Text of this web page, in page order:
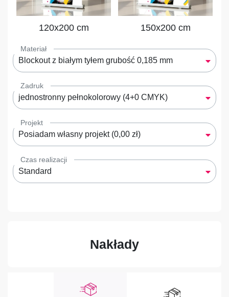
120x200 cm 150x200 cm
Materiał
Blockout z białym tyłem grubość 0,185 mm
Zadruk
jednostronny pełnokolorowy (4+0 CMYK)
Projekt
Posiadam własny projekt (0,00 zł)
Czas realizacji
Standard
Nakłady